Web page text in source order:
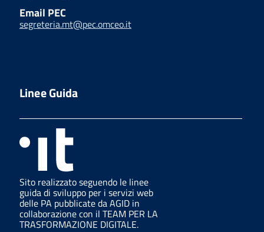
Email PEC
segreteria.mt@pec.omceo.it
Linee Guida
Sito realizzato seguendo le linee
guida di sviluppo per i servizi web
delle PA pubblicate da AGID in
collaborazione con il TEAM PER LA
TRASFORMAZIONE DIGITALE.